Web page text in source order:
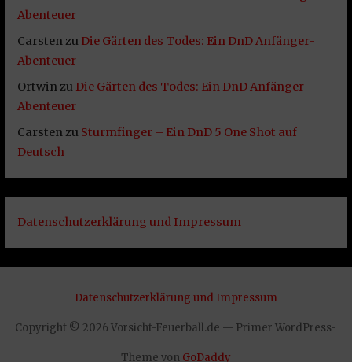
Abenteuer
Carstenzu Die Gärten des Todes: Ein DnD Anfänger-
Abenteuer
Ortwinzu Die Gärten des Todes: Ein DnD Anfänger-
Abenteuer
Carstenzu Sturmfinger – Ein DnD 5 One Shot auf
Deutsch
Datenschutzerklärung und Impressum
Datenschutzerklärung und Impressum
Copyright © 2026 Vorsicht-Feuerball.de — Primer WordPress-
Theme von GoDaddy